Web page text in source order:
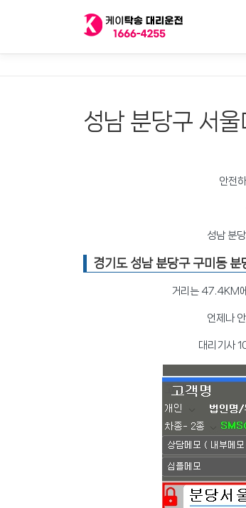
로
성남 분당구 서
안전
성남 분
경기도 성남 분당구구미동 분
거리는 47.4KM
언제나
대리기사